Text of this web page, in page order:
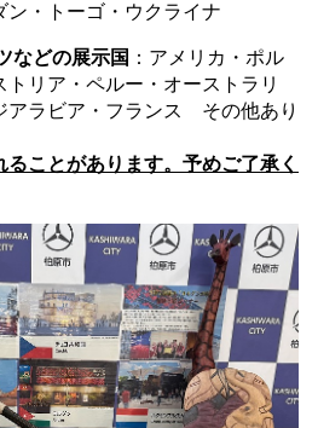
ン・トーゴ・ウクライナ
などの展示国 ：アメリカ・ポル
トリア・ペルー・オーストラリ
アラビア・フランス その他あり
ことがあります。予めご了承く